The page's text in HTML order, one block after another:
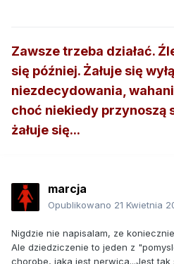
Zawsze trzeba działać.
się później. Żałuje się
niezdecydowania,
choć niekiedy przynoszą
żałuje się...
marcja
Opublikowano 21 Kwietnia
Nigdzie nie napisalam, ze koniecznie
Ale dziedziczenie to jeden z
chorobe, jaka jest nerwica...Jest